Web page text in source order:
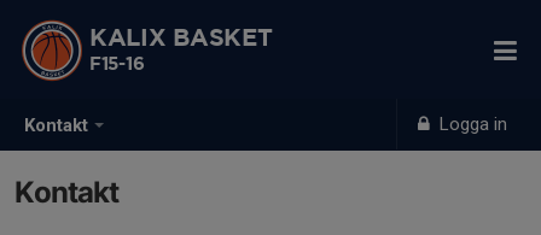
Kontakt Logga in
KALIX BASKET
F15-16
Kontakt